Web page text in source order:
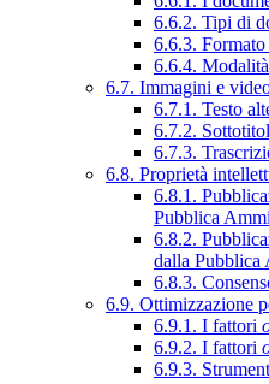
6.6.2. Tipi di
6.6.3.
6.6.4.
6.7. Immagini e
6.7.1. Testo
6.7.2.
6.7.3.
6.8. Proprietà
6.8.1.
Pubblica
6.8.2.
dalla Pubblica
6.8.3.
6.9. Ottimizzazione
6.9.1. I fattori
6.9.2. I fattori
6.9.3.